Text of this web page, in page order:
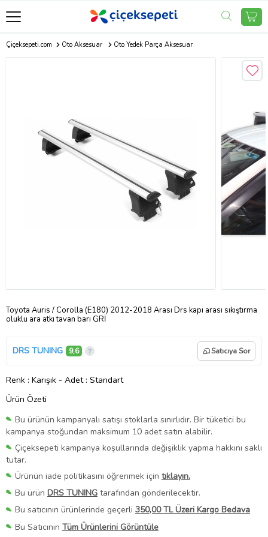
Çiçeksepeti.com Oto Aksesuar Oto Yedek Parça Aksesuar
Toyota Auris / Corolla (E180) 2012-2018 Arası Drs kapı arası sıkıştırma
oluklu ara atkı tavan barı GRİ
DRS TUNING 9,6 Satıcıya Sor
Renk : Karışık - Adet : Standart
Ürün Özeti
Bu ürünün kampanyalı satışı stoklarla sınırlıdır. Bir tüketici bu
kampanya stoğundan maksimum 10 adet satın alabilir.
Çiçeksepeti kampanya koşullarında değişiklik yapma hakkını saklı
tutar.
Ürünün iade politikasını öğrenmek için tıklayın.
Bu ürün DRS TUNING tarafından gönderilecektir.
Bu satıcının ürünlerinde geçerli 350,00 TL Üzeri Kargo Bedava
Bu Satıcının Tüm Ürünlerini Görüntüle